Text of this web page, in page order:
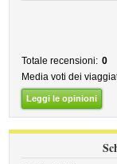
Totale recensioni: 0
Media voti dei
Leggi le opinioni